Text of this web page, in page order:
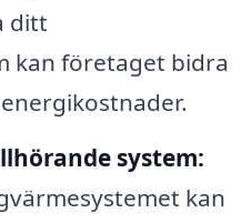
ditt
kan företaget bidra
system:
kan